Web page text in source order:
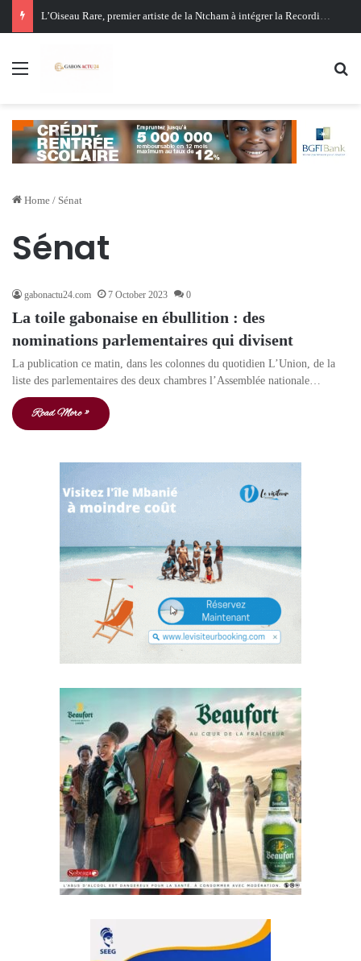
L’Oiseau Rare, premier artiste de la Ntcham à intégrer la Recording Academy
Menu
Home / Sénat
Sénat
gabonactu24.com 7 October 2023 0
La toile gabonaise en ébullition : des
nominations parlementaires qui divisent
La publication ce matin, dans les colonnes du quotidien L’Union, de la
liste des parlementaires des deux chambres l’Assemblée nationale…
Read More »